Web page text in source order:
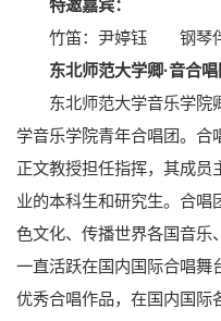
特邀嘉宾：
竹笛：尹婷钰 钢琴伴
东北师范大学卿·音合唱
东北师范大学音乐学院
学音乐学院青年合唱团。合
正文教授担任指挥，其成员
业的本科生和研究生。合唱
色文化、传播世界各国音乐
一直活跃在国内国际合唱舞
优秀合唱作品，在国内国际